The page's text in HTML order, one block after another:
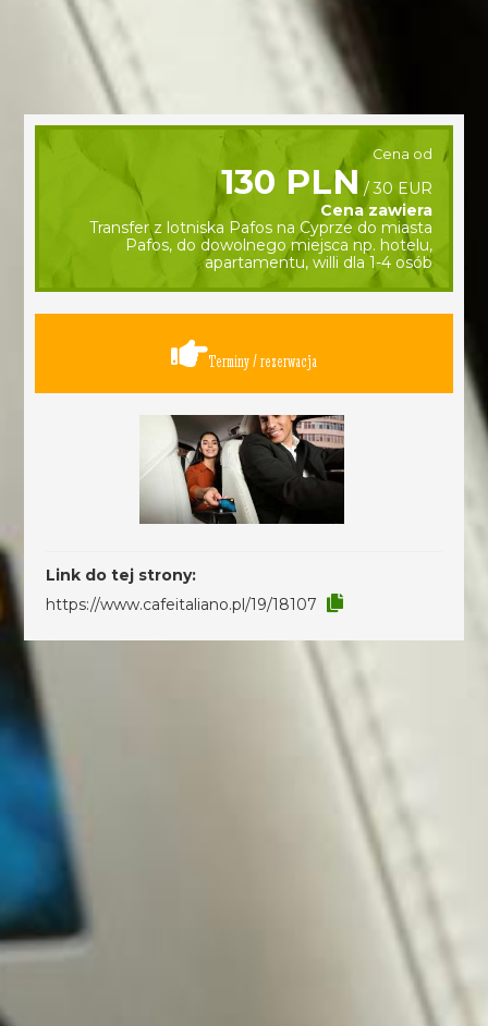
Cena od
130 PLN / 30 EUR
Cena zawiera
Transfer z lotniska Pafos na Cyprze do miasta
Pafos, do dowolnego miejsca np. hotelu,
apartamentu, willi dla 1-4 osób
Terminy / rezerwacja
Link do tej strony:
https://www.cafeitaliano.pl/19/18107